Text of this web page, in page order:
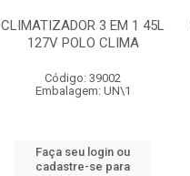
CLIMATIZADOR 3 EM 1 45L
127V POLO CLIMA
Código: 39002
Embalagem: UN\1
Faça seu login ou
cadastre-se para